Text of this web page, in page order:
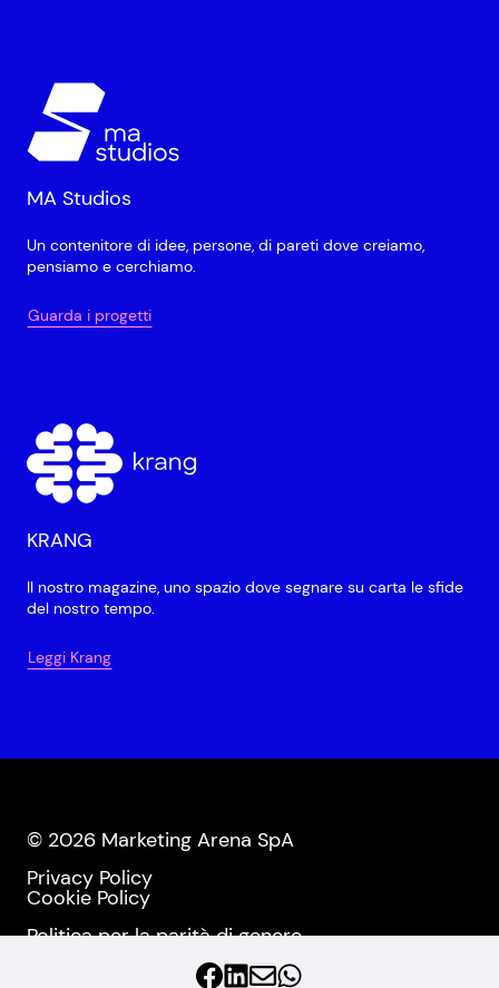
MA Studios
Un contenitore di idee, persone, di pareti dove creiamo,
pensiamo e cerchiamo.
Guarda i progetti
KRANG
Il nostro magazine, uno spazio dove segnare su carta le sfide
del nostro tempo.
Leggi Krang
© 2026 Marketing Arena SpA
Privacy Policy
Cookie Policy
Politica per la parità di genere